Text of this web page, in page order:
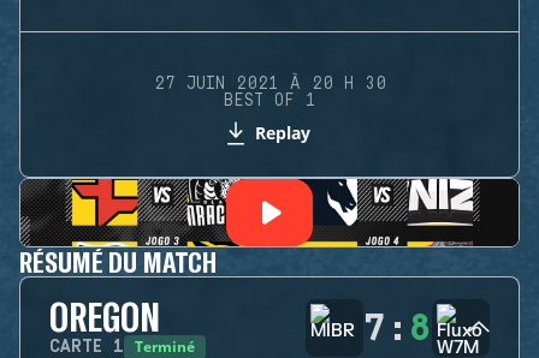
27 JUIN 2021 À 20 H 30
BEST OF 1
Replay
RÉSUMÉ DU MATCH
OREGON
CARTE 1 Terminé 7 : 8